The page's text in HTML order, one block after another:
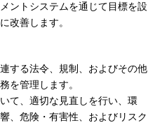
ントシステムを通じて目標を設
改善します。
する法令、規制、およびその他
を管理します。
て、適切な見直しを行い、環
、危険・有害性、およびリスク